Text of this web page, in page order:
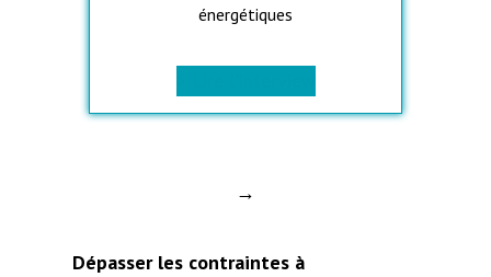
énergétiques
→
Dépasser les contraintes à